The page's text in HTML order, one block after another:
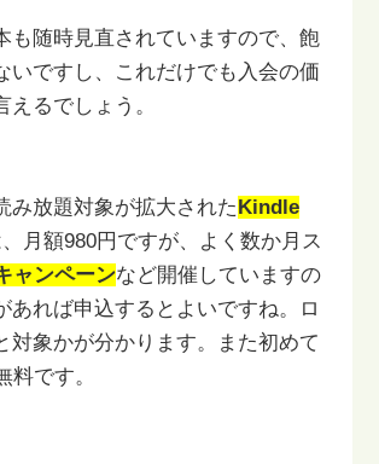
も随時見直されていますので、飽
いですし、 これだけでも入会の価
えるでしょう。
み放題対象が拡大されたKindle
月額980円ですが、よく数か月ス
ャンペーンなど開催していますの
あれば申込するとよいですね。
ロ
対象かが分かります。
また初めて
料です。